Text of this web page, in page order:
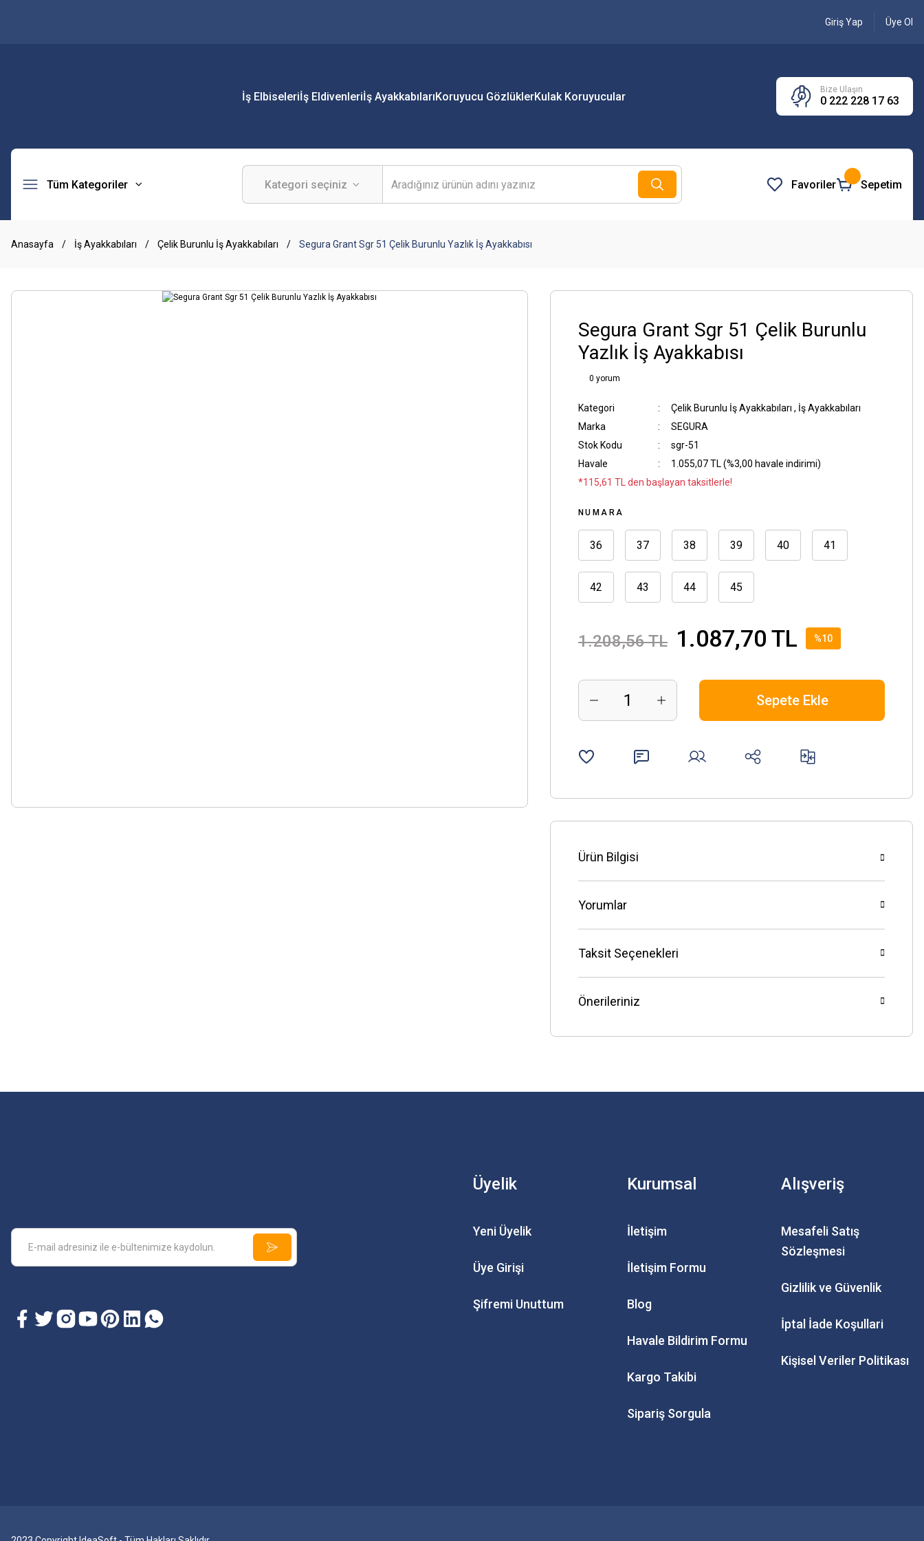
Giriş Yap Üye Ol
İş Elbiseleriİş Eldivenleriİş AyakkabılarıKoruyucu GözlüklerKulak Koruyucular
Bize Ulaşın
0 222 228 17 63
Tüm Kategoriler Favoriler Sepetim
Anasayfa İş Ayakkabıları Çelik Burunlu İş Ayakkabıları Segura Grant Sgr 51 Çelik Burunlu Yazlık İş Ayakkabısı
Segura Grant Sgr 51 Çelik Burunlu
Yazlık İş Ayakkabısı
0 yorum
Kategori Çelik Burunlu İş Ayakkabıları , İş Ayakkabıları
Marka
SEGURA
Stok Kodu
sgr-51
Havale
1.055,07 TL (%3,00 havale indirimi)
*115,61 TL den başlayan taksitlerle!
NUMARA
36 37 38 39 40 41
42 43 44 45
1.208,56 TL 1.087,70 TL %10
Sepete Ekle
Ürün Bilgisi
Yorumlar
Taksit Seçenekleri
Önerileriniz
Üyelik
Yeni Üyelik
Üye Girişi
Şifremi Unuttum
Kurumsal
İletişim
İletişim Formu
Blog
Havale Bildirim Formu
Kargo Takibi
Sipariş Sorgula
Alışveriş
Mesafeli Satış
Sözleşmesi
Gizlilik ve Güvenlik
İptal İade Koşullari
Kişisel Veriler Politikası